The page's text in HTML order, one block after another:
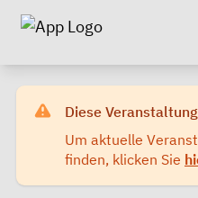
Diese
Um aktuelle
finden, klicken Sie